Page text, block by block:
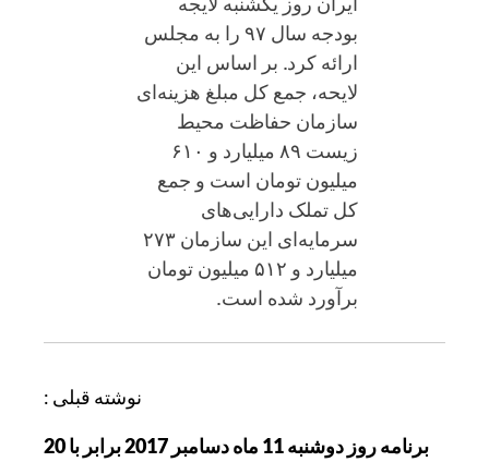
بودجه سال ۹۷ را به مجلس
ارائه کرد. بر اساس این
لایحه، جمع کل مبلغ هزینه‌ای
سازمان حفاظت محیط
زیست ۸۹ میلیارد و ۶۱۰
میلیون تومان است و جمع
کل تملک دارایی‌های
سرمایه‌ای این سازمان ۲۷۳
میلیارد و ۵۱۲ میلیون تومان
برآورد شده است.
نوشته قبلی :
برنامه روز دوشنبه 11 ماه دسامبر 2017 برابر با 20